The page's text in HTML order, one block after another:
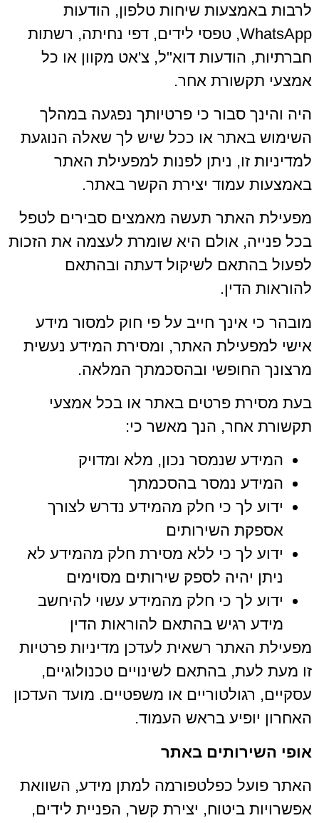
לרבות באמצעות שיחות טלפון, הודעות
WhatsApp, טפסי לידים, דפי נחיתה, רשתות
חברתיות, הודעות דוא"ל, צ'אט מקוון או כל
אמצעי תקשורת אחר.
היה והינך סבור כי פרטיותך נפגעה במהלך
השימוש באתר או ככל שיש לך שאלה הנוגעת
למדיניות זו, ניתן לפנות למפעילת האתר
באמצעות עמוד יצירת הקשר באתר.
מפעילת האתר תעשה מאמצים סבירים לטפל
בכל פנייה, אולם היא שומרת לעצמה את הזכות
לפעול בהתאם לשיקול דעתה ובהתאם
להוראות הדין.
מובהר כי אינך חייב על פי חוק למסור מידע
אישי למפעילת האתר, ומסירת המידע נעשית
מרצונך החופשי ובהסכמתך המלאה.
בעת מסירת פרטים באתר או בכל אמצעי
תקשורת אחר, הנך מאשר כי:
המידע שנמסר נכון, מלא ומדויק
המידע נמסר בהסכמתך
ידוע לך כי חלק מהמידע נדרש לצורך
אספקת השירותים
ידוע לך כי ללא מסירת חלק מהמידע לא
ניתן יהיה לספק שירותים מסוימים
ידוע לך כי חלק מהמידע עשוי להיחשב
מידע רגיש בהתאם להוראות הדין
מפעילת האתר רשאית לעדכן מדיניות פרטיות
זו מעת לעת, בהתאם לשינויים טכנולוגיים,
עסקיים, רגולטוריים או משפטיים. מועד העדכון
האחרון יופיע בראש העמוד.
אופי השירותים באתר
האתר פועל כפלטפורמה למתן מידע, השוואת
אפשרויות ביטוח, יצירת קשר, הפניית לידים,